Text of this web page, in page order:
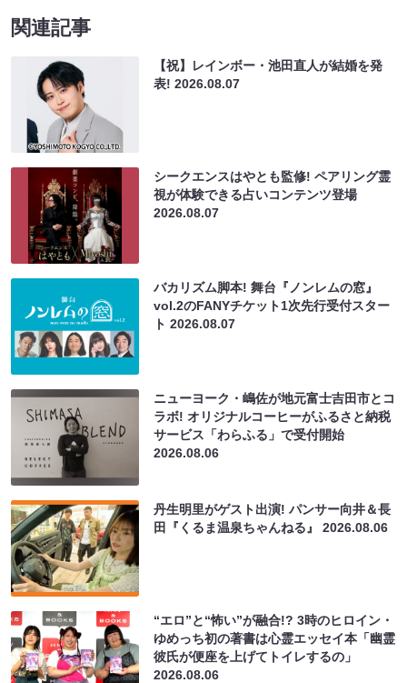
関連記事
【祝】レインボー・池田直人が結婚を発
表!2026.08.07
シークエンスはやとも監修! ペアリング霊
視が体験できる占いコンテンツ登場
2026.08.07
バカリズム脚本! 舞台『ノンレムの窓』
vol.2のFANYチケット1次先行受付スター
ト2026.08.07
ニューヨーク・嶋佐が地元富士吉田市とコ
ラボ! オリジナルコーヒーがふるさと納税
サービス「わらふる」で受付開始
2026.08.06
丹生明里がゲスト出演! パンサー向井＆長
田『くるま温泉ちゃんねる』2026.08.06
“エロ”と“怖い”が融合!? 3時のヒロイン・
ゆめっち初の著書は心霊エッセイ本「幽霊
彼氏が便座を上げてトイレするの」
2026.08.06